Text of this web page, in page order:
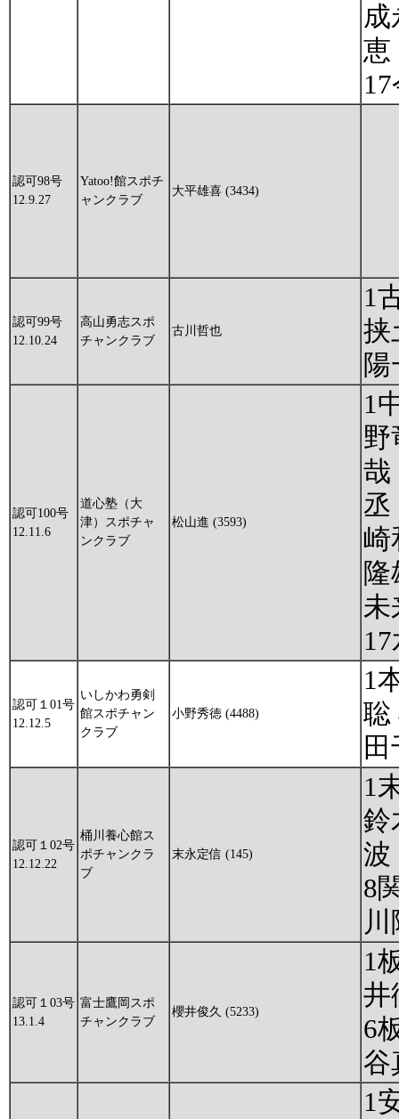
成
恵
認可98号
12.9.27
Yatoo!館スポチ
ャンクラブ
大平雄喜 (3434)
認可99号
12.10.24
高山勇志スポ
チャンクラブ
古川哲也
1
挟
陽
認可100号
12.11.6
道心塾（大
津）スポチャ
ンクラブ
松山進 (3593)
1
野
哉
丞
崎
隆
未
認可１01号
12.12.5
いしかわ勇剣
館スポチャン
クラブ
小野秀徳 (4488)
1
聡
認可１02号
12.12.22
桶川養心館ス
ポチャンクラ
ブ
末永定信 (145)
1
鈴
波
8
認可１03号
13.1.4
富士鷹岡スポ
チャンクラブ
櫻井俊久 (5233)
1
井
6
谷
1